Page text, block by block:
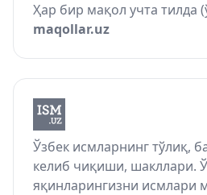
Ҳар бир мақол учта тилда
maqollar.uz
Ўзбек исмларнинг тўлиқ,
келиб чиқиши, шакллари.
яқинларингизни исмлари